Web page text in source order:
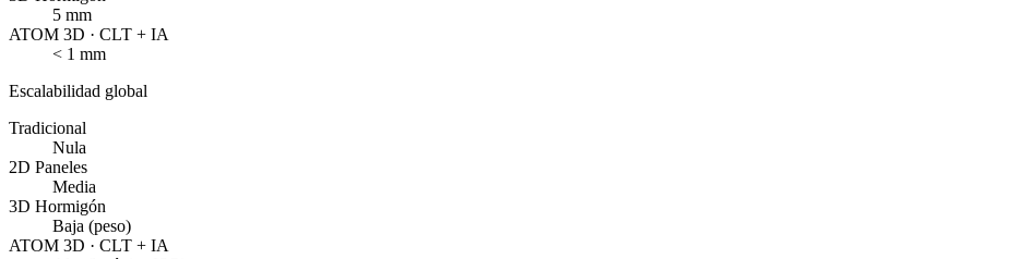
5 mm
ATOM 3D · CLT + IA
< 1 mm
Escalabilidad global
Tradicional
Nula
2D Paneles
Media
3D Hormigón
Baja (peso)
ATOM 3D · CLT + IA